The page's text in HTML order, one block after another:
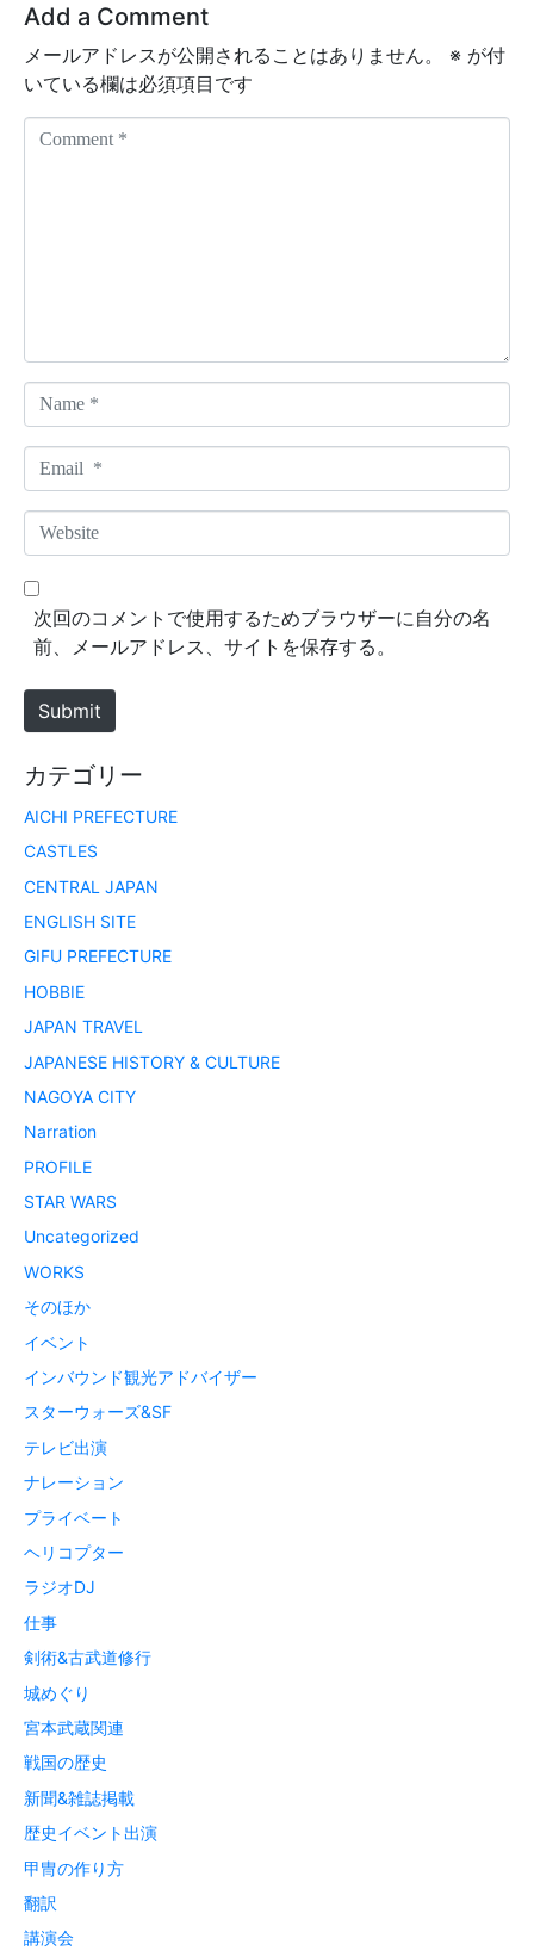
Add a Comment
メールアドレスが公開されることはありません。 ※ が付
いている欄は必須項目です
a
m
*
m
a
*
W
e
b
e
次回のコメントで使用するためブラウザーに自分の名
前、メールアドレス、サイトを保存する。
Submit
カテゴリー
AICHI PREFECTURE
CASTLES
CENTRAL JAPAN
ENGLISH SITE
GIFU PREFECTURE
HOBBIE
JAPAN TRAVEL
JAPANESE HISTORY & CULTURE
NAGOYA CITY
Narration
PROFILE
STAR WARS
Uncategorized
WORKS
そのほか
イベント
インバウンド観光アドバイザー
スターウォーズ&SF
テレビ出演
ナレーション
プライベート
ヘリコプター
ラジオDJ
仕事
剣術&古武道修行
城めぐり
宮本武蔵関連
戦国の歴史
新聞&雑誌掲載
歴史イベント出演
甲冑の作り方
翻訳
講演会